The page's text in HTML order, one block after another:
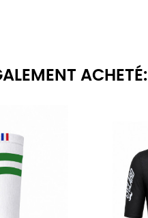
ACHETÉ: